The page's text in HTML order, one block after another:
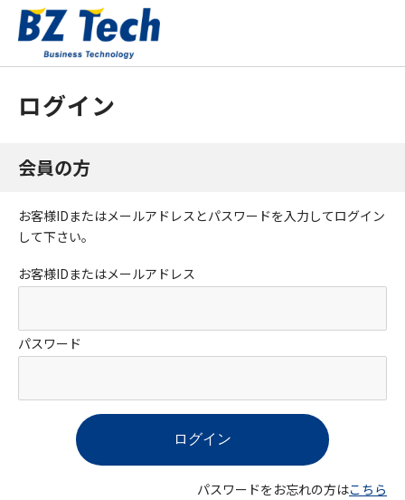
ログイン
会員の方
お客様IDまたはメールアドレスとパスワードを入力してログイン
して下さい。
お客様IDまたはメールアドレス
パスワード
パスワードをお忘れの方はこちら